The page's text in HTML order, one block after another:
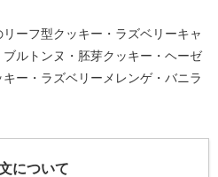
ーフ型クッキー・ラズベリーキャ
ルトンヌ・胚芽クッキー・ヘーゼ
ー・ラズベリーメレンゲ・バニラ
について